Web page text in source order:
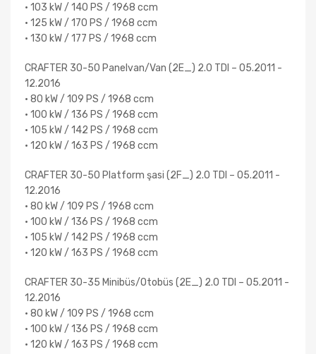
• 103 kW / 140 PS / 1968 ccm
• 125 kW / 170 PS / 1968 ccm
• 130 kW / 177 PS / 1968 ccm
CRAFTER 30-50 Panelvan/Van (2E_) 2.0 TDI – 05.2011 -
12.2016
• 80 kW / 109 PS / 1968 ccm
• 100 kW / 136 PS / 1968 ccm
• 105 kW / 142 PS / 1968 ccm
• 120 kW / 163 PS / 1968 ccm
CRAFTER 30-50 Platform şasi (2F_) 2.0 TDI – 05.2011 -
12.2016
• 80 kW / 109 PS / 1968 ccm
• 100 kW / 136 PS / 1968 ccm
• 105 kW / 142 PS / 1968 ccm
• 120 kW / 163 PS / 1968 ccm
CRAFTER 30-35 Minibüs/Otobüs (2E_) 2.0 TDI – 05.2011 -
12.2016
• 80 kW / 109 PS / 1968 ccm
• 100 kW / 136 PS / 1968 ccm
• 120 kW / 163 PS / 1968 ccm